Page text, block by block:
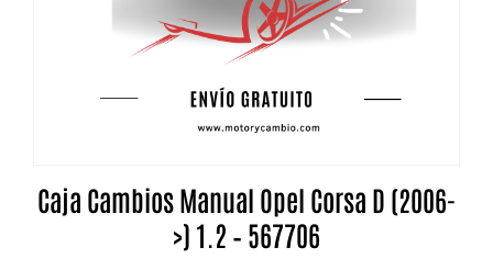
Caja Cambios Manual Opel Corsa D (2006-
>) 1.2 – 567706